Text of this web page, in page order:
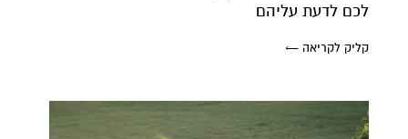
לכם לדעת עליהם
קליק לקריאה ←